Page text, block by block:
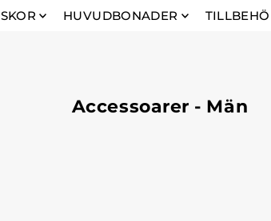
SKOR HUVUDBONADER
Accessoarer - Män